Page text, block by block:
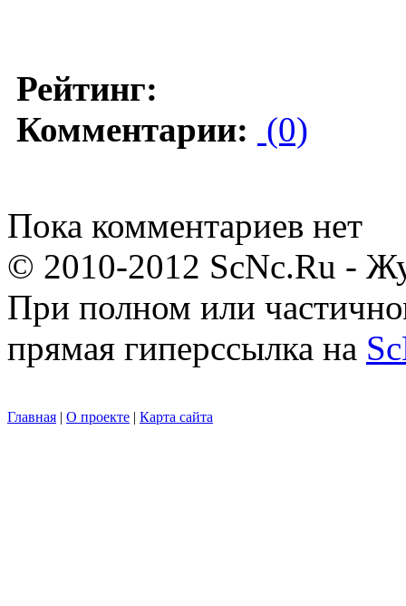
Рейтинг:
Комментарии: (0)
Пока комментариев нет
© 2010-2012 ScNc.Ru -
При полном или
прямая гиперссылка на
Главная | О проекте | Карта сайта